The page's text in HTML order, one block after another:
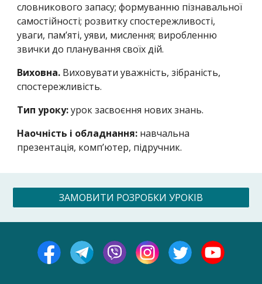
словникового запасу; формуванню пізнавальної
самостійності; розвитку спостережливості,
уваги, пам’яті, уяви, мислення; виробленню
звички до планування своїх дій.
Виховна. Виховувати уважність, зібраність,
спостережливість.
Тип уроку:урок засвоєння нових знань.
Наочність і обладнання: навчальна
презентація, комп’ютер, підручник.
ЗАМОВИТИ РОЗРОБКИ УРОКІВ